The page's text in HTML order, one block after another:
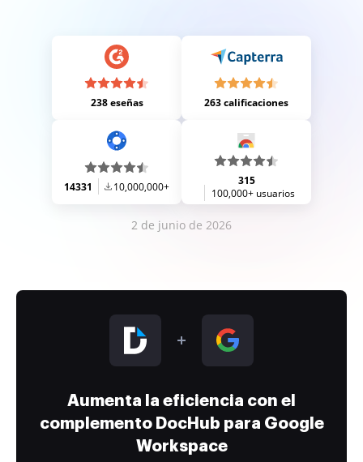
238 eseñas 263 calificaciones
14331 10,000,000+
315
100,000+ usuarios
2 de junio de 2026
Aumenta la eficiencia con el
complemento DocHub para Google
Workspace